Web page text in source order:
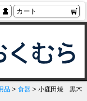
カート
品 > 食器 > 小鹿田焼 黒木